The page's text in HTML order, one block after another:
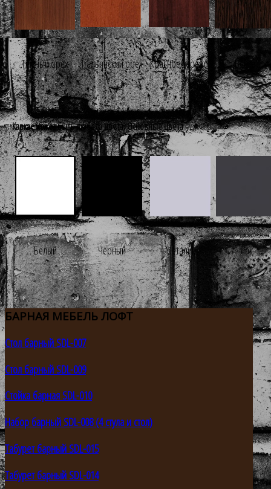
Темный орех Итальянский орех Красное дерево Венге
Каркас может быть любого цвета. Основные цвета
Белый Черный Металик Лак
БАРНАЯ МЕБЕЛЬ ЛОФТ
Стол барный SDL-007
Стол барный SDL-009
Стойка барная SDL-010
Набор барный SDL-008 (4 стула и стол)
Табурет барный SDL-015
Табурет барный SDL-014